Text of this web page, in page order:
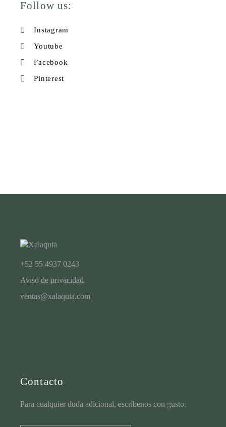
Follow us:
Instagram
Youtube
Facebook
Pinterest
+52 55 4937 0243
Aviso de privacidad
ventas@xalaquia.com
Contacto
Para cualquier duda adicional, escríbenos con gusto.